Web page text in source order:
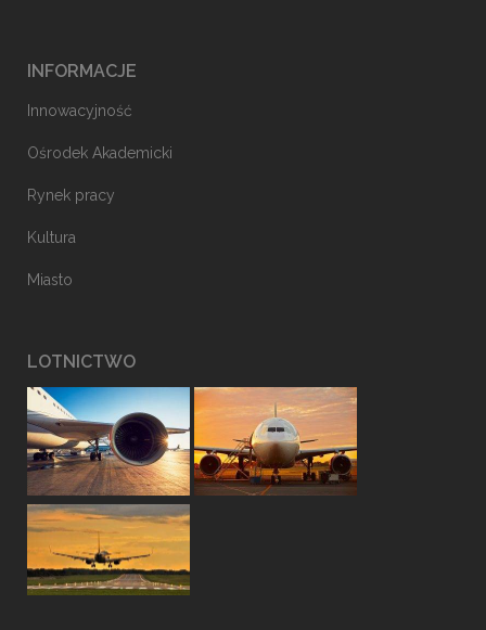
INFORMACJE
Innowacyjność
Ośrodek Akademicki
Rynek pracy
Kultura
Miasto
LOTNICTWO